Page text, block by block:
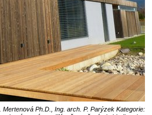
Ph.D., Ing. arch. P. Parýzek Kategorie: